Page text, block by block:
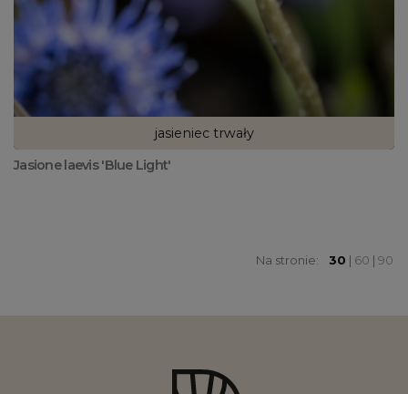
jasieniec trwały
Jasione laevis 'Blue Light'
Na stronie: 30 | 60 | 90